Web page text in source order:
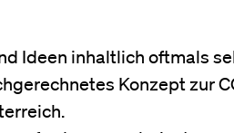
Ideen inhaltlich oftmals
Konzept zur